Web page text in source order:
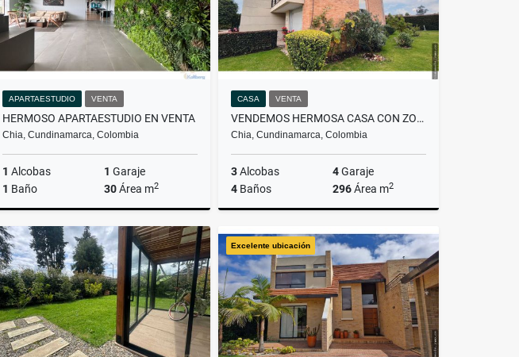
APARTAESTUDIO VENTA
HERMOSO APARTAESTUDIO EN VENTA
Chia, Cundinamarca, Colombia
1 Alcobas 1 Garaje
1 Baño 30Área m2
Venta
$250.000.000
Alquiler
$1.900.000
CASA VENTA
VENDEMOS HERMOSA CASA CON ZONA VERDE
Chia, Cundinamarca, Colombia
3Alcobas 4Garaje
4 Baños 296Área m2
Venta
$1.250.000.000
Excelente ubicación